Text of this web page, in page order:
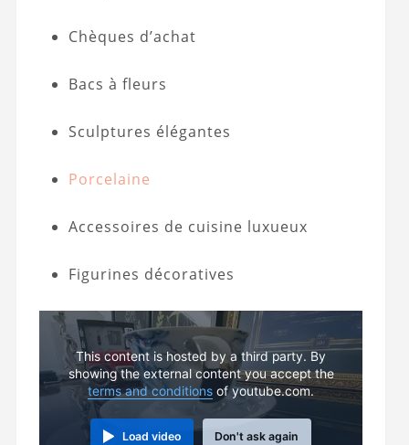
Chèques d’achat
Bacs à fleurs
Sculptures élégantes
Porcelaine
Accessoires de cuisine luxueux
Figurines décoratives
This content is hosted by a third party. By
showing the external content you accept the
terms and conditions of youtube.com.
Load video Don't ask again